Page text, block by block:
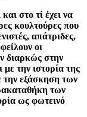
στο τί έχει να
κουλτούρες που
απάτριδες,
οι
διαρκώς στην
την ιστορία της
εξάσκηση των
των
ως φωτεινό